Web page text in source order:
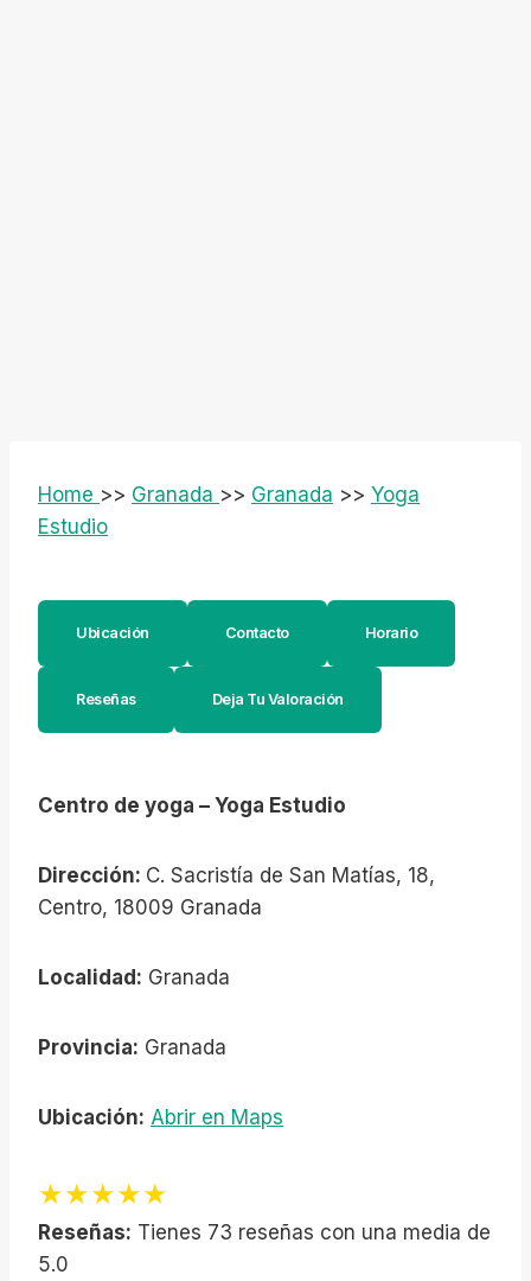
Home >> Granada >> Granada >> Yoga
Estudio
Ubicación Contacto Horario
Reseñas Deja Tu Valoración
Centro de yoga – Yoga Estudio
Dirección: C. Sacristía de San Matías, 18,
Centro, 18009 Granada
Localidad: Granada
Provincia: Granada
Ubicación: Abrir en Maps
★★★★★
Reseñas: Tienes 73 reseñas con una media de
5.0